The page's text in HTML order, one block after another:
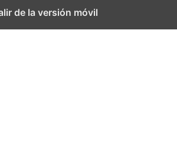
de la versión móvil